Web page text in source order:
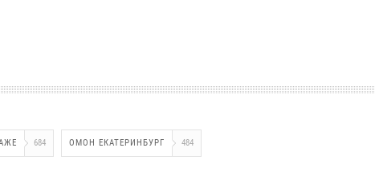
684 ОМОН ЕКАТЕРИНБУРГ 484